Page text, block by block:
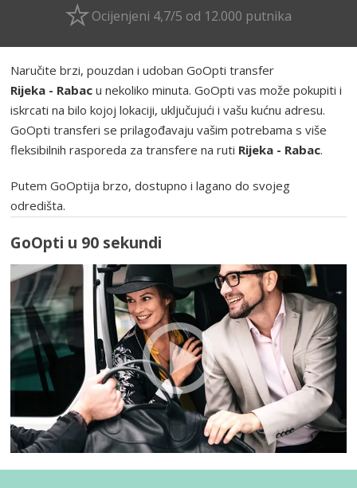
Ocijenjeni 4,7/5 od 12.000 putnika
Naručite brzi, pouzdan i udoban GoOpti transfer
Rijeka - Rabac u nekoliko minuta. GoOpti vas može pokupiti i
iskrcati na bilo kojoj lokaciji, uključujući i vašu kućnu adresu.
GoOpti transferi se prilagođavaju vašim potrebama s više
fleksibilnih rasporeda za transfere na ruti Rijeka - Rabac.
Putem GoOptija brzo, dostupno i lagano do svojeg
odredišta.
GoOpti u 90 sekundi